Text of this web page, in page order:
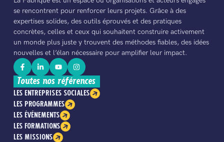
se rencontrent pour renforcer leurs projets. Grâce à des
expertises solides, des outils éprouvés et des pratiques
concrètes, celles et ceux qui souhaitent construire activement
un monde plus juste y trouvent des méthodes fiables, des idées
nouvelles et l’élan nécessaire pour amplifier leur impact.
Toutes nos références
LES ENTREPRISES SOCIALES
LES PROGRAMMES
LES ÉVÉNEMENTS
LES FORMATIONS
LES MISSIONS